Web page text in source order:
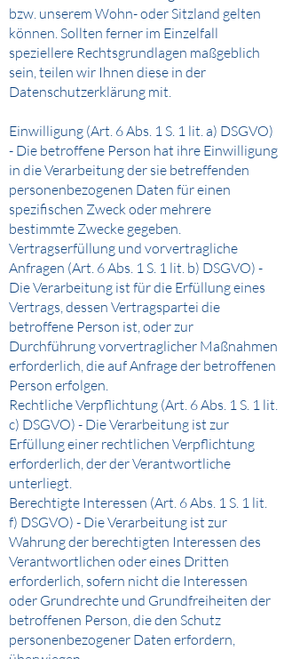
bzw. unserem Wohn- oder Sitzland gelten
können. Sollten ferner im Einzelfall
speziellere Rechtsgrundlagen maßgeblich
sein, teilen wir Ihnen diese in der
Datenschutzerklärung mit.
Einwilligung (Art. 6 Abs. 1 S. 1 lit. a) DSGVO)
- Die betroffene Person hat ihre Einwilligung
in die Verarbeitung der sie betreffenden
personenbezogenen Daten für einen
spezifischen Zweck oder mehrere
bestimmte Zwecke gegeben.
Vertragserfüllung und vorvertragliche
Anfragen (Art. 6 Abs. 1 S. 1 lit. b) DSGVO) -
Die Verarbeitung ist für die Erfüllung eines
Vertrags, dessen Vertragspartei die
betroffene Person ist, oder zur
Durchführung vorvertraglicher Maßnahmen
erforderlich, die auf Anfrage der betroffenen
Person erfolgen.
Rechtliche Verpflichtung (Art. 6 Abs. 1 S. 1 lit.
c) DSGVO) - Die Verarbeitung ist zur
Erfüllung einer rechtlichen Verpflichtung
erforderlich, der der Verantwortliche
unterliegt.
Berechtigte Interessen (Art. 6 Abs. 1 S. 1 lit.
f) DSGVO) - Die Verarbeitung ist zur
Wahrung der berechtigten Interessen des
Verantwortlichen oder eines Dritten
erforderlich, sofern nicht die Interessen
oder Grundrechte und Grundfreiheiten der
betroffenen Person, die den Schutz
personenbezogener Daten erfordern,